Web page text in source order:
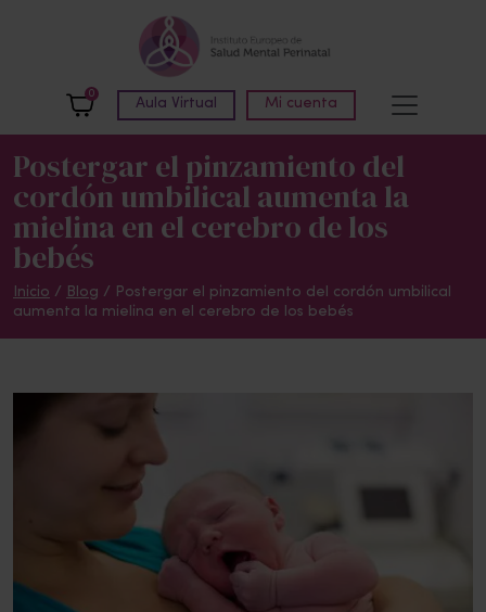
0
Aula Virtual Mi cuenta
Postergar el pinzamiento del
cordón umbilical aumenta la
mielina en el cerebro de los
bebés
Inicio / Blog / Postergar el pinzamiento del cordón umbilical
aumenta la mielina en el cerebro de los bebés